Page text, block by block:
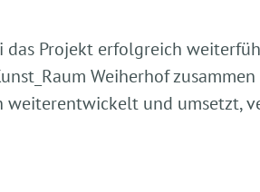
das Projekt erfolgreich
Weiherhof
weiterentwickelt und umsetzt,